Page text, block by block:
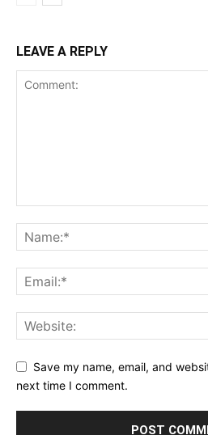
LEAVE A REPLY
Save my name, email, and
next time I comment.